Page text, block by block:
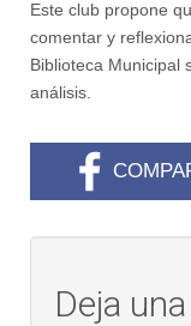
Este club propone
comentar y
Biblioteca Municipal
análisis.
Deja